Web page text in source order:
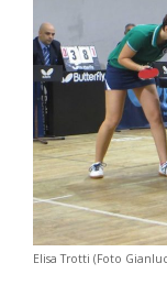
Elisa Trotti (Foto